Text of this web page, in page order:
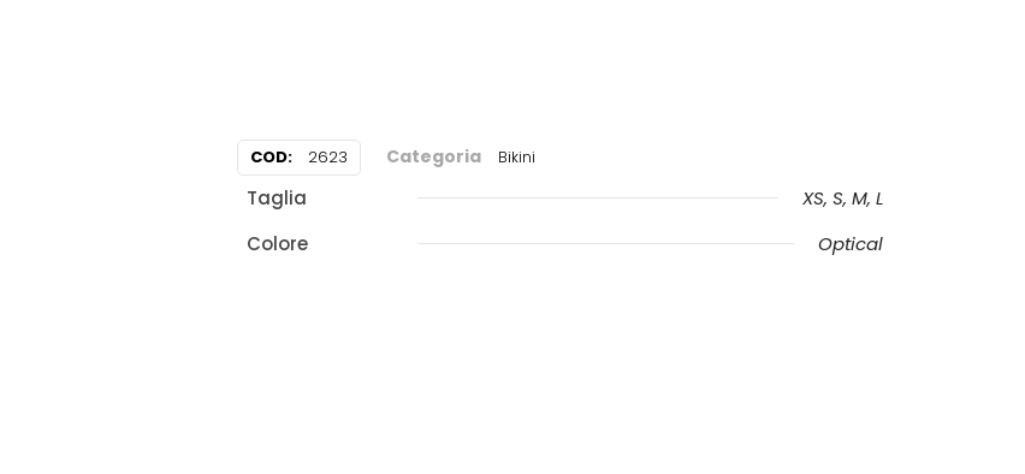
COD: 2623 Categoria Bikini
Taglia
XS, S, M, L
Colore
Optical